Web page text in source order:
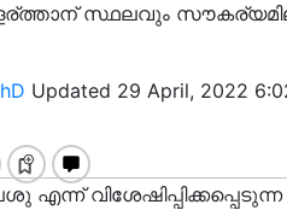
സ്ഥലവും
Updated 29 April, 2022